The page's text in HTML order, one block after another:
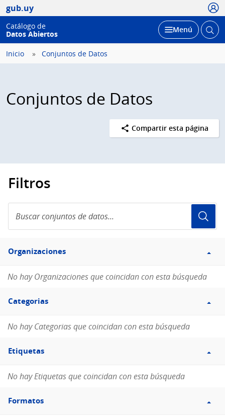
gub.uy
Catálogo de
Datos Abiertos
Desplegar
Menú Abrir
Inicio Conjuntos de Datos
Conjuntos de Datos
Compartir esta página
Filtros
conjuntos
de
Filtro
Organizaciones
Organizaciones
No hay Organizaciones que coincidan con esta búsqueda
Filtro
Categorias
Categorias
No hay Categorias que coincidan con esta búsqueda
Filtro
Etiquetas
Etiquetas
No hay Etiquetas que coincidan con esta búsqueda
Filtro
Formatos
Formatos